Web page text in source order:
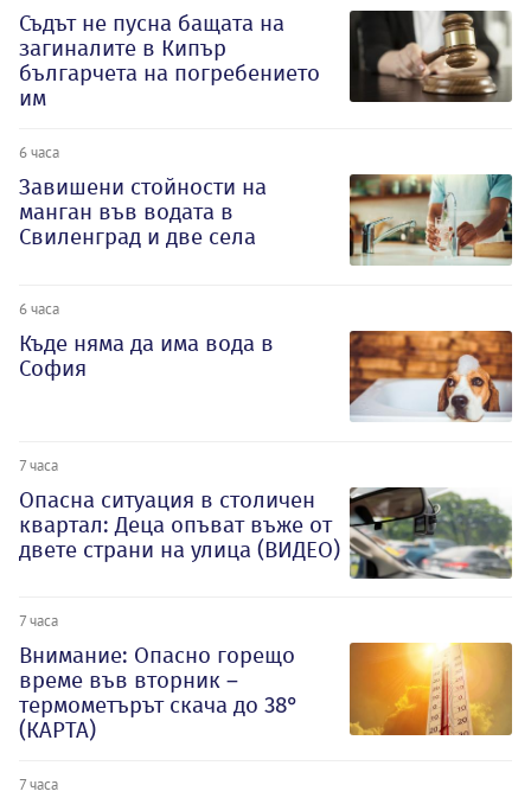
Съдът не пусна бащата на
загиналите в Кипър
българчета на погребението
им
6 часа
Завишени стойности на
манган във водата в
Свиленград и две села
6 часа
Къде няма да има вода в
София
7 часа
Опасна ситуация в столичен
квартал: Деца опъват въже от
двете страни на улица (ВИДЕО)
7 часа
Внимание: Опасно горещо
време във вторник –
термометърът скача до 38°
(КАРТА)
7 часа